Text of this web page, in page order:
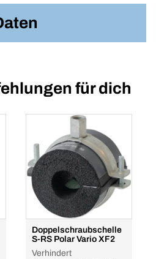
für dich
Doppelschraubschelle
S-RS Polar Vario XF2
Verhindert